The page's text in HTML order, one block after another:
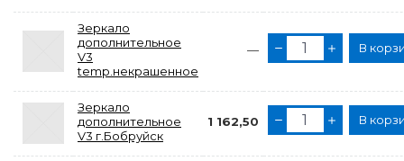
Зеркало
дополнительное
V3
temp.некрашенное
— В
Зеркало
дополнительное
V3 г.Бобруйск
1 162,50 В